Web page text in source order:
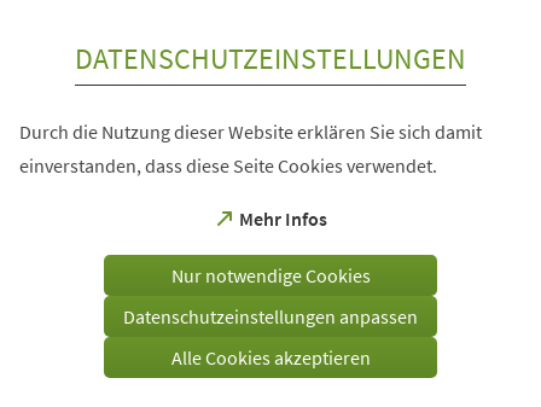
DATENSCHUTZEINSTELLUNGEN
Durch die Nutzung dieser Website erklären Sie sich damit
einverstanden, dass diese Seite Cookies verwendet.
Mehr Infos
(Öffnet
einem
Tab)
Nur notwendige Cookies
Datenschutzeinstellungen anpassen
Alle Cookies akzeptieren